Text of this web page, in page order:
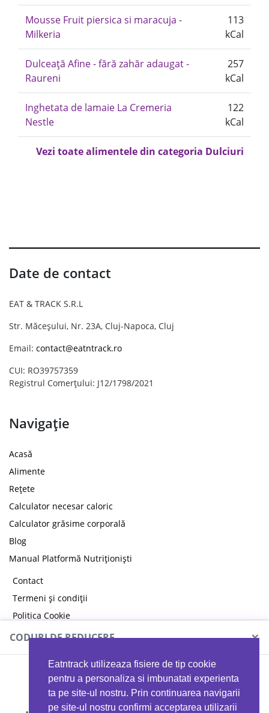
Eatntrack utilizeaza fisiere de tip cookie
pentru a personaliza si imbunatati experienta
ta pe site-ul nostru. Prin continuarea navigarii
pe site-ul nostru confirmi acceptarea utilizarii
Mousse Fruit piersica si maracuja -
Milkeria
113
kCal
Dulceață Afine - fără zahăr adaugat -
Raureni
257
kCal
Inghetata de lamaie La Cremeria
Nestle
122
kCal
Vezi toate alimentele din categoria Dulciuri
Date de contact
EAT & TRACK S.R.L
Str. Măceșului, Nr. 23A, Cluj-Napoca, Cluj
Email: contact@eatntrack.ro
CUI: RO39757359
Registrul Comerțului: J12/1798/2021
Navigație
Acasă
Alimente
Rețete
Calculator necesar caloric
Calculator grăsime corporală
Blog
Manual Platformă Nutriționiști
Contact
Termeni și condiții
Politica Cookie
Politica de confidențialitate
CODURI DE REDUCERE ×
MYPROTEIN